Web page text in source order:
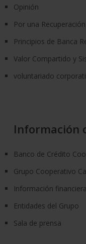
Opinión
Por una
Principios de Banca
Valor Compartido y
voluntariado
Información
Banco de Crédito
Grupo Cooperativo
Información financiera
Entidades del Grupo
Sala de prensa